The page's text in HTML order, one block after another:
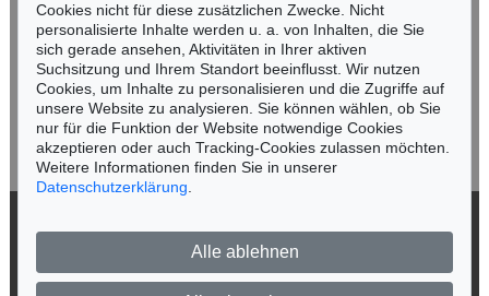
Auktion 449 - Lot 210
Ergebnis:
Jetzt zum Newsletter anmelden >
© 2026 Ketterer Kunst GmbH & Co. KG
Impressum
Cookies nicht für diese zusätzlichen Zwecke. Nicht
personalisierte Inhalte werden u. a. von Inhalten, die Sie
sich gerade ansehen, Aktivitäten in Ihrer aktiven
Suchsitzung und Ihrem Standort beeinflusst. Wir nutzen
Cookies, um Inhalte zu personalisieren und die Zugriffe auf
unsere Website zu analysieren. Sie können wählen, ob Sie
nur für die Funktion der Website notwendige Cookies
akzeptieren oder auch Tracking-Cookies zulassen möchten.
Weitere Informationen finden Sie in unserer
Datenschutzerklärung
Alle ablehnen